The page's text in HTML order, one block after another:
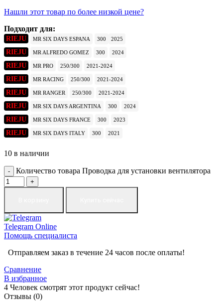
Нашли этот товар по более низкой цене?
Подходит для:
RIEJU MR SIX DAYS ESPANA 300 2025
RIEJU MR ALFREDO GOMEZ 300 2024
RIEJU MR PRO 250/300 2021-2024
RIEJU MR RACING 250/300 2021-2024
RIEJU MR RANGER 250/300 2021-2024
RIEJU MR SIX DAYS ARGENTINA 300 2024
RIEJU MR SIX DAYS FRANCE 300 2023
RIEJU MR SIX DAYS ITALY 300 2021
10 в наличии
Количество товара Проводка для установки вентилятора
Telegram Online
Помощь специалиста
Отправляем заказ в течение 24 часов после оплаты!
Сравнение
В избранное
4 Человек смотрят этот продукт сейчас!
Отзывы (0)